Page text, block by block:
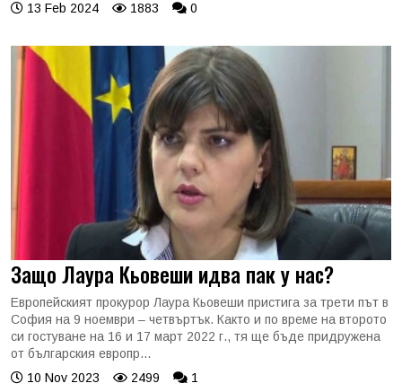
13 Feb 2024
1883 0
Защо Лаура Кьовеши идва пак у нас?
Европейският прокурор Лаура Кьовеши пристига за трети път в
София на 9 ноември – четвъртък. Както и по време на второто
си гостуване на 16 и 17 март 2022 г., тя ще бъде придружена
от българския европр...
10 Nov 2023
2499 1